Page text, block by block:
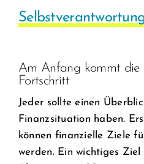
Am Anfang kommt die
Fortschritt
Jeder sollte einen
Finanzsituation haben.
können finanzielle Ziele
werden. Ein wichtiges